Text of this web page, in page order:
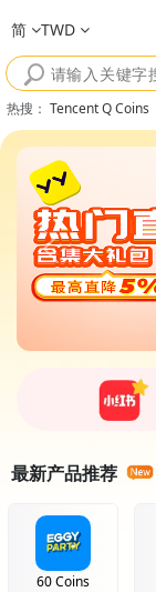
简 TWD
热搜 ： Tencent Q Coins
最新产品推荐
60 Coins